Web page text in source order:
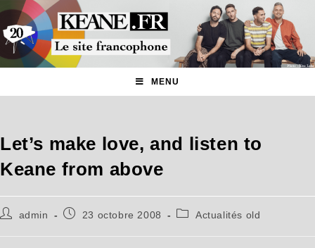
MENU
Let’s make love, and listen to
Keane from above
admin 23 octobre 2008 Actualités old